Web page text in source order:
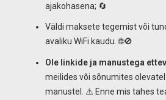
ajakohasena; 🔄
Väldi maksete tegemist või
avaliku WiFi kaudu. 🌐🚫
Ole linkide ja manustega
meilides või sõnumites
manustel. ⚠️ Enne mis tahes